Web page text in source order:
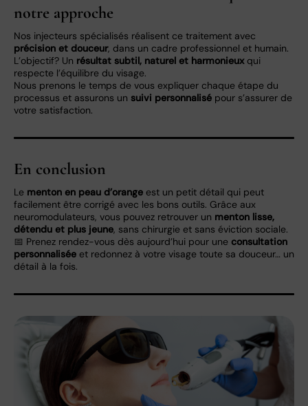
notre approche
Nos injecteurs spécialisés réalisent ce traitement avec
précision et douceur, dans un cadre professionnel et humain.
L’objectif? Un résultat subtil, naturel et harmonieuxqui
respecte l’équilibre du visage.
Nous prenons le temps de vous expliquer chaque étape du
processus et assurons un suivi personnalisé pour s’assurer de
votre satisfaction.
En conclusion
Le menton en peau d’orange est un petit détail qui peut
facilement être corrigé avec les bons outils. Grâce aux
neuromodulateurs, vous pouvez retrouver un menton lisse,
détendu et plus jeune, sans chirurgie et sans éviction sociale.
📅 Prenez rendez-vous dès aujourd’hui pour une consultation
personnalisée et redonnez à votre visage toute sa douceur… un
détail à la fois.